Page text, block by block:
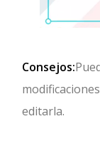
Consejos:
editarla.